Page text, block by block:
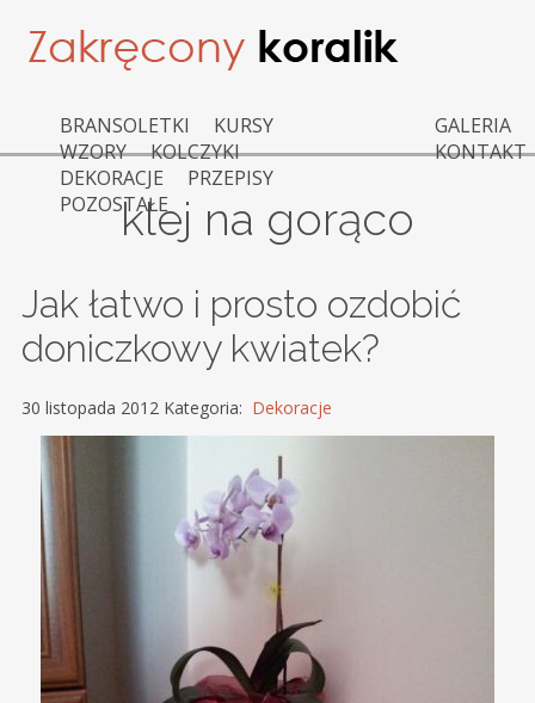
BRANSOLETKI
KURSY
WZORY
KOLCZYKI
DEKORACJE
PRZEPISY
POZOSTAŁE
GALERIA
KONTAKT
klej na gorąco
Jak łatwo i prosto ozdobić
doniczkowy kwiatek?
30 listopada 2012 Kategoria: Dekoracje